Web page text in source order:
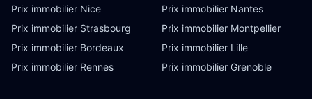
Prix immobilier Nice
Prix immobilier Nantes
Prix immobilier Strasbourg
Prix immobilier Montpellier
Prix immobilier Bordeaux
Prix immobilier Lille
Prix immobilier Rennes
Prix immobilier Grenoble